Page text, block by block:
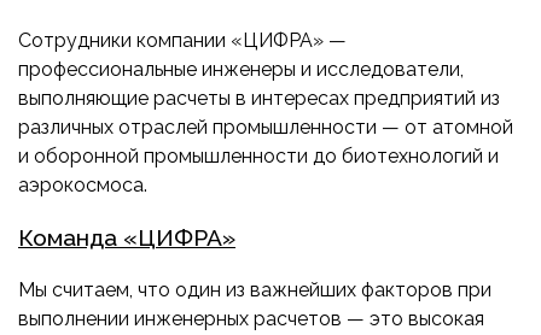
ПРИБОРОСТРОЕНИЕ
ТРАНСПОРТ
ТУРБОМАШИНЫ
ВЕНТИЛЯЦИЯ И КЛИМАТ
МАТЕРИАЛЫ И ТЕХНОЛОГИИ
ПУБЛИКАЦИИ
Сотрудники компании «ЦИФРА» —
профессиональные инженеры и исследователи,
выполняющие расчеты в интересах предприятий из
различных отраслей промышленности — от атомной
и оборонной промышленности до биотехнологий и
аэрокосмоса.
Команда «ЦИФРА»
Мы считаем, что один из важнейших факторов при
выполнении инженерных расчетов — это высокая